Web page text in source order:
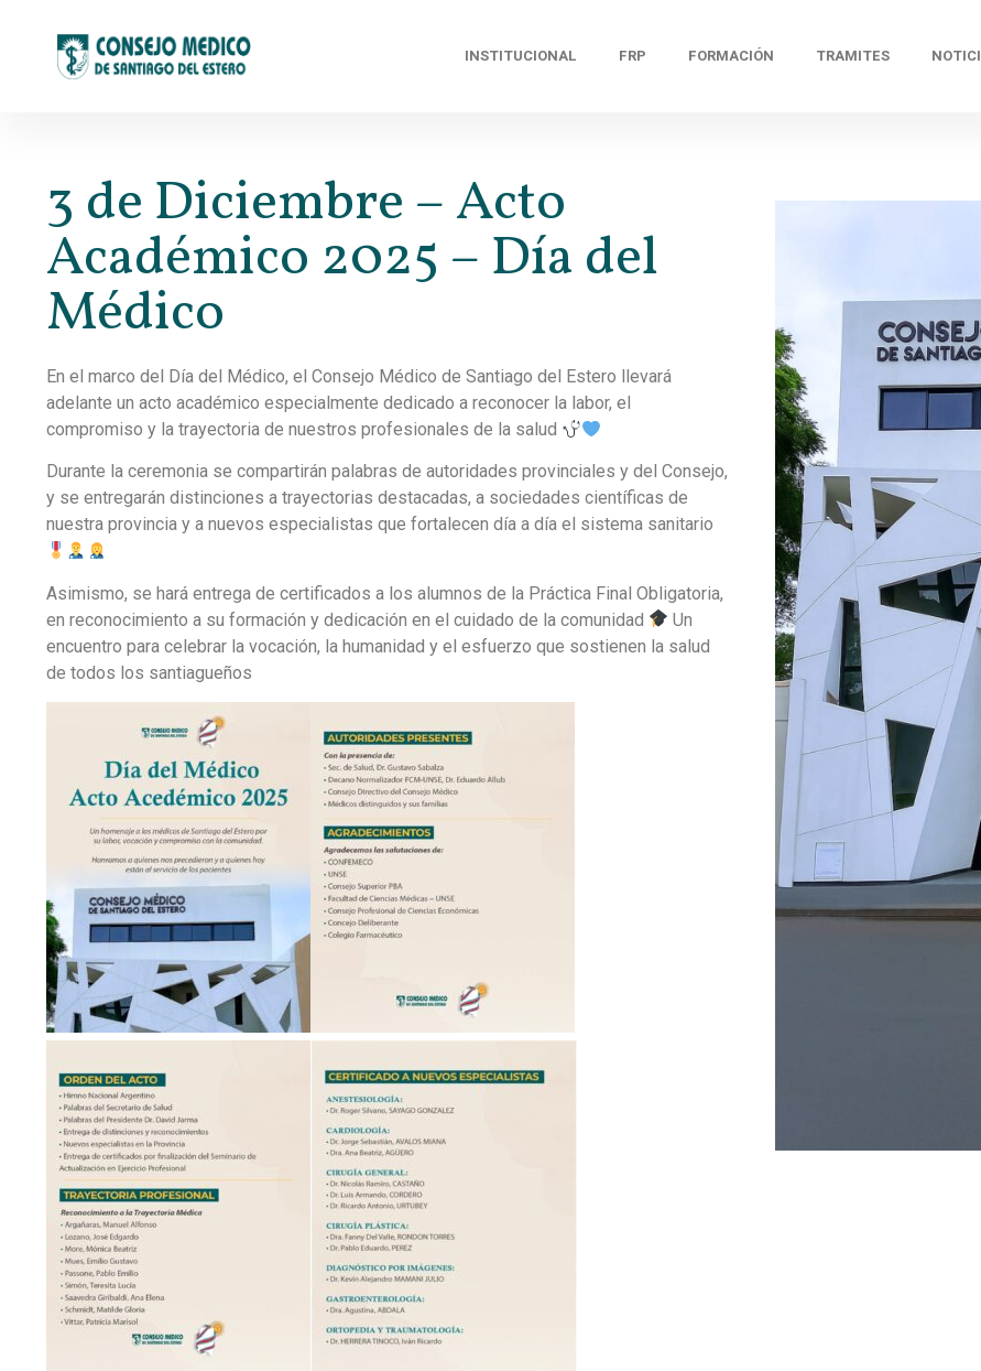
INSTITUCIONAL FRP FORMACIÓN TRAMITES
3 de Diciembre – Acto
Académico 2025 – Día del
Médico
En el marco del Día del Médico, el Consejo Médico de Santiago del Estero llevará
adelante un acto académico especialmente dedicado a reconocer la labor, el
compromiso y la trayectoria de nuestros profesionales de la salud
Durante la ceremonia se compartirán palabras de autoridades provinciales y del Consejo,
y se entregarán distinciones a trayectorias destacadas, a sociedades científicas de
nuestra provincia y a nuevos especialistas que fortalecen día a día el sistema sanitario
Asimismo, se hará entrega de certificados a los alumnos de la Práctica Final Obligatoria,
en reconocimiento a su formación y dedicación en el cuidado de la comunidad
Un
encuentro para celebrar la vocación, la humanidad y el esfuerzo que sostienen la salud
de todos los santiagueños